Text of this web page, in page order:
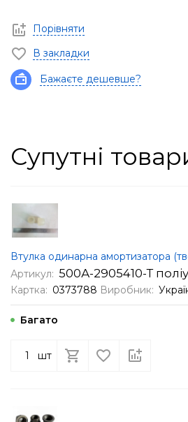
Порівняти
В закладки
Бажаєте дешевше?
Супутні
Втулка одинарна амортизатора
Артикул: 500А-2905410-Т
Картка: 0373788 Виробник:
Багато
шт